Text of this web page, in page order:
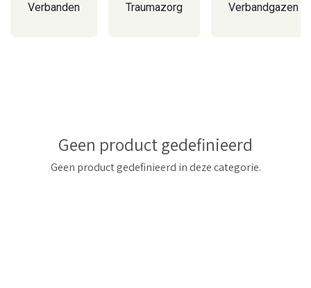
Verbanden Traumazorg Verbandgazen
Geen product gedefinieerd
Geen product gedefinieerd in deze categorie.